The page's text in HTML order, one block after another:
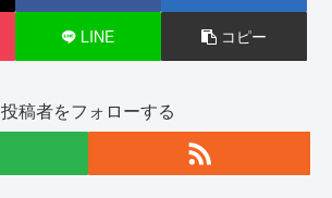
LINE コピー
投稿者をフォローする